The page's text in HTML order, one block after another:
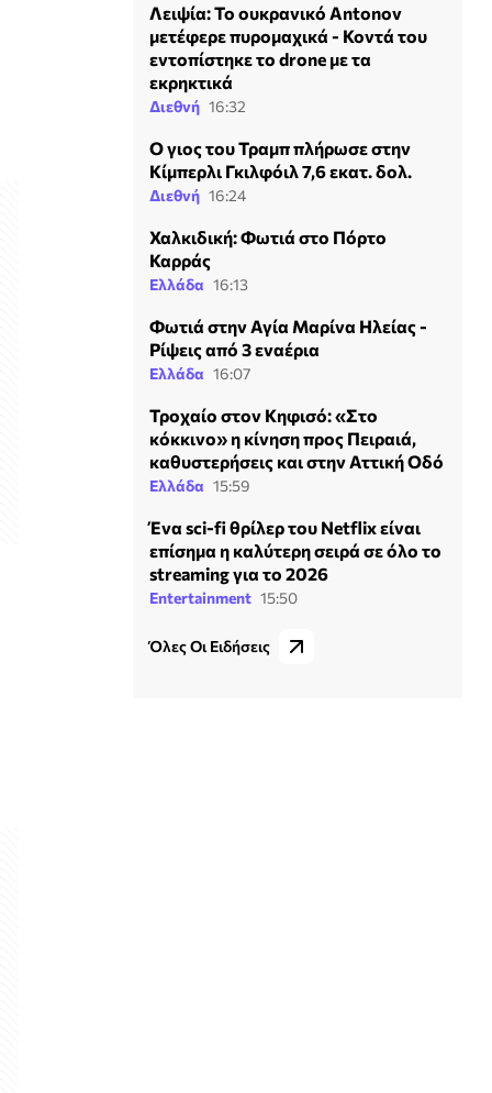
Λειψία: Το ουκρανικό Antonov
μετέφερε πυρομαχικά - Κοντά του
εντοπίστηκε το drone με τα
εκρηκτικά
Διεθνή 16:32
Ο γιος του Τραμπ πλήρωσε στην
Κίμπερλι Γκιλφόιλ 7,6 εκατ. δολ.
Διεθνή 16:24
Χαλκιδική: Φωτιά στο Πόρτο
Καρράς
Ελλάδα 16:13
Φωτιά στην Αγία Μαρίνα Ηλείας -
Ρίψεις από 3 εναέρια
Ελλάδα 16:07
Τροχαίο στον Κηφισό: «Στο
κόκκινο» η κίνηση προς Πειραιά,
καθυστερήσεις και στην Αττική Οδό
Ελλάδα 15:59
Ένα sci-fi θρίλερ του Netflix είναι
επίσημα η καλύτερη σειρά σε όλο το
streaming για το 2026
Entertainment 15:50
Όλες Οι Ειδήσεις